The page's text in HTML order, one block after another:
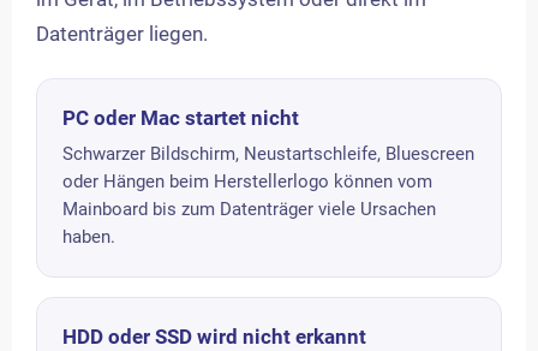
Datenträger liegen.
PC oder Mac startet nicht
Schwarzer Bildschirm, Neustartschleife, Bluescreen
oder Hängen beim Herstellerlogo können vom
Mainboard bis zum Datenträger viele Ursachen
haben.
HDD oder SSD wird nicht erkannt